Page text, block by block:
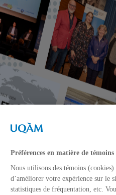
Préférences en matière de témoins
Nous utilisons des témoins
d’améliorer votre expérience sur le
statistiques de fréquentation, etc.